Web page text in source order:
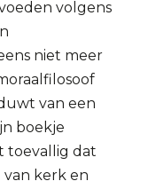
volgens
niet meer
van een
boekje
toevallig dat
van kerk en